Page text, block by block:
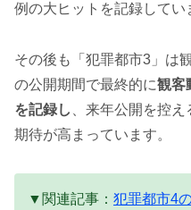
例の大ヒットを記録してい
その後も「犯罪都市3」は
の公開期間で最終的に観客
を記録し 、来年公開を控え
期待が高まっています。
▼関連記事： 犯罪都市4